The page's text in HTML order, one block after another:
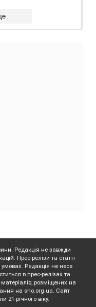
Редакція не завжди
Прес-релізи та статті
Редакція не несе
в прес-релізах та
розміщених на
на sho.org.ua. Сайт
21-річного віку.